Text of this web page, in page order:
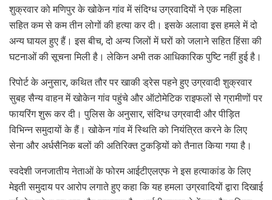
शुक्रवार को मणिपुर के खोकेन गांव में संदिग्ध उग्रवादियों ने एक महिला
सहित कम से कम तीन लोगों की हत्या कर दी। इसके अलावा इस हमले में दो
अन्य घायल हुए हैं। इस बीच, दो अन्य जिलों में घरों को जलाने सहित हिंसा की
घटनाओं की सूचना मिली है। लेकिन अभी तक आधिकारिक पुष्टि नहीं हुई है।
रिपोर्ट के अनुसार, कथित तौर पर खाकी ड्रेस पहने हुए उग्रवादी शुक्रवार
सुबह सैन्य वाहन में खोकेन गांव पहुंचे और ऑटोमेटिक राइफलों से ग्रामीणों पर
फायरिंग शुरू कर दी। पुलिस के अनुसार, संदिग्ध उग्रवादी और पीड़ित
विभिन्न समुदायों के हैं। खोकेन गांव में स्थिति को नियंत्रित करने के लिए
सेना और अर्धसैनिक बलों की अतिरिक्त टुकड़ियों को तैनात किया गया है।
स्वदेशी जनजातीय नेताओं के फोरम आईटीएलएफ ने इस हत्याकांड के लिए
मेइती समुदाय पर आरोप लगाते हुए कहा कि यह हमला उग्रवादियों द्वारा दिखाई